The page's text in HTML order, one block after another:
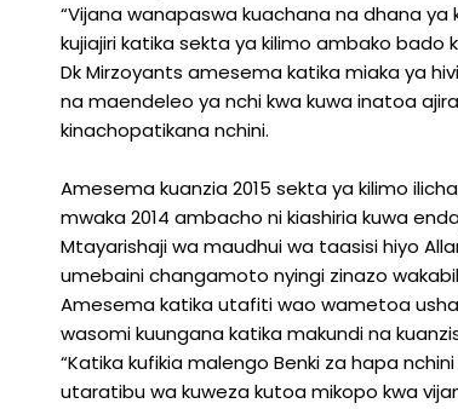
“Vijana wanapaswa kuachana na dhana
kujiajiri katika sekta ya kilimo ambako bado
Dk Mirzoyants amesema katika miaka ya
na maendeleo ya nchi kwa kuwa inatoa
kinachopatikana nchini.
Amesema kuanzia 2015 sekta ya kilimo
mwaka 2014 ambacho ni kiashiria kuwa
Mtayarishaji wa maudhui wa taasisi hiyo
umebaini changamoto nyingi zinazo
Amesema katika utafiti wao wametoa
wasomi kuungana katika makundi na
“Katika kufikia malengo Benki za hapa
utaratibu wa kuweza kutoa mikopo kwa